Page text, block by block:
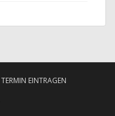
TERMIN EINTRAGEN